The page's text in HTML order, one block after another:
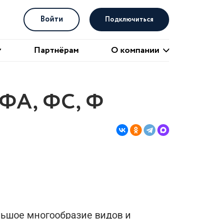
Войти Подключиться
Партнёрам О компании
О компании
ФА, ФС, Ф
многообразие видов и